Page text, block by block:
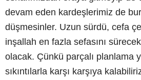
devam eden kardeşlerimiz de
düşmesinler. Uzun sürdü, cefa
inşallah en fazla sefasını
olacak. Çünkü parçalı planlama
sıkıntılarla karşı karşıya